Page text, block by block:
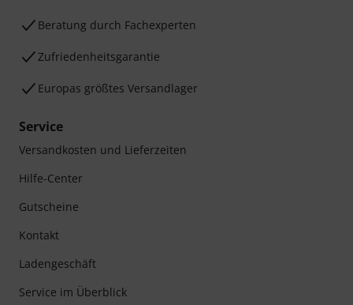
Beratung durch Fachexperten
Zufriedenheitsgarantie
Europas größtes Versandlager
Service
Versandkosten und Lieferzeiten
Hilfe-Center
Gutscheine
Kontakt
Ladengeschäft
Service im Überblick